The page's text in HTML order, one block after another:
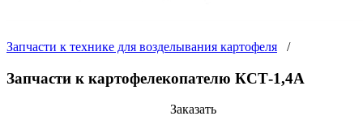
Запчасти к технике для возделывания картофеля /
Запчасти к картофелекопателю КСТ-1,4А
Заказать